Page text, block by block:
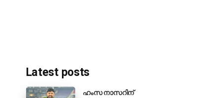
Latest posts
ഹംസ നാസറിന്